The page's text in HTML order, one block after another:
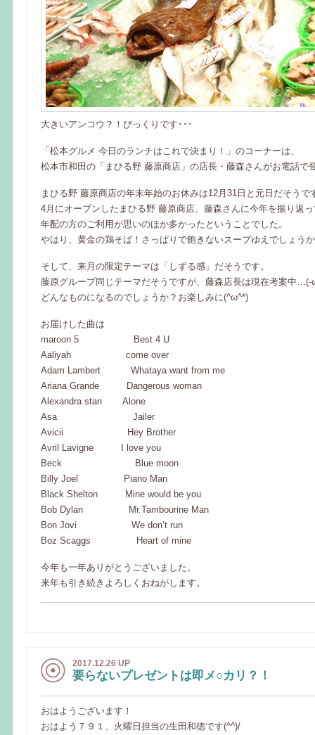
大きいアンコウ？！びっくりです･･･
「松本グルメ 今日のランチはこれで決まり！」のコーナーは、
松本市和田の「まひる野 藤原商店」の店長・藤森さんがお電話で
まひる野 藤原商店の年末年始のお休みは12月31日と元日だそうで
4月にオープンしたまひる野 藤原商店、藤森さんに今年を振り返
年配の方のご利用が思いのほか多かったということでした。
やはり、黄金の鶏そば！さっぱりで飽きないスープゆえでしょう
そして、来月の限定テーマは「しずる感」だそうです。
藤原グループ同じテーマだそうですが、藤森店長は現在考案中…(-
どんなものになるのでしょうか？お楽しみに(^ω^*)
お届けした曲は
maroon 5 Best 4 U
Aaliyah come over
Adam Lambert Whataya want from me
Ariana Grande Dangerous woman
Alexandra stan Alone
Asa Jailer
Avicii Hey Brother
Avril Lavigne I love you
Beck Blue moon
Billy Joel Piano Man
Black Shelton Mine would be you
Bob Dylan Mr.Tambourine Man
Bon Jovi We don’t run
Boz Scaggs Heart of mine
今年も一年ありがとうございました。
来年も引き続きよろしくおねがします。
2017.12.26 UP
要らないプレゼントは即メ○カリ？！
おはようございます！
おはよう７９１、火曜日担当の生田和徳です(^^)/